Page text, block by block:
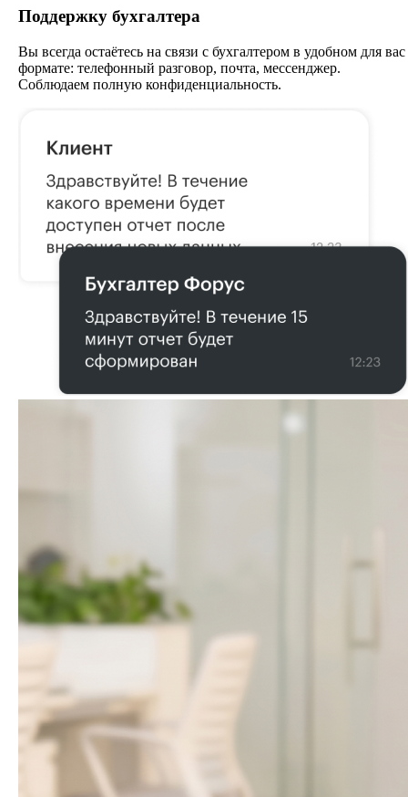
Поддержку бухгалтера
Вы всегда остаётесь на связи с бухгалтером в удобном для вас
формате: телефонный разговор, почта, мессенджер.
Соблюдаем полную конфиденциальность.